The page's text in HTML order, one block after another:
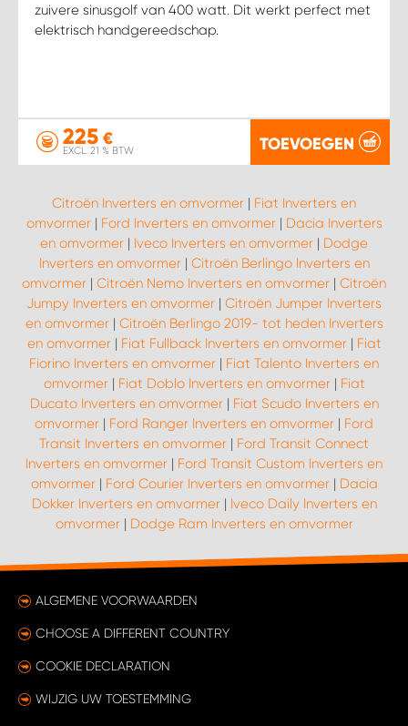
zuivere sinusgolf van 400 watt. Dit werkt perfect met
elektrisch handgereedschap.
225 €
EXCL. 21 % BTW TOEVOEGEN
Citroën Inverters en omvormer | Fiat Inverters en
omvormer| Ford Inverters en omvormer| Dacia Inverters
en omvormer | Iveco Inverters en omvormer | Dodge
Inverters en omvormer| Citroën Berlingo Inverters en
omvormer | Citroën Nemo Inverters en omvormer | Citroën
Jumpy Inverters en omvormer | Citroën Jumper Inverters
en omvormer| Citroën Berlingo 2019- tot heden Inverters
en omvormer| Fiat Fullback Inverters en omvormer| Fiat
Fiorino Inverters en omvormer | Fiat Talento Inverters en
omvormer| Fiat Doblo Inverters en omvormer| Fiat
Ducato Inverters en omvormer| Fiat Scudo Inverters en
omvormer | Ford Ranger Inverters en omvormer | Ford
Transit Inverters en omvormer | Ford Transit Connect
Inverters en omvormer | Ford Transit Custom Inverters en
omvormer| Ford Courier Inverters en omvormer| Dacia
Dokker Inverters en omvormer| Iveco Daily Inverters en
omvormer| Dodge Ram Inverters en omvormer
ALGEMENE VOORWAARDEN
CHOOSE A DIFFERENT COUNTRY
COOKIE DECLARATION
WIJZIG UW TOESTEMMING